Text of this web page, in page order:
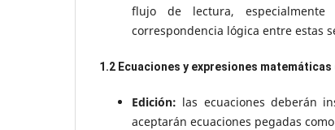
flujo de lectura,
correspondencia lógica entre estas
1.2 Ecuaciones y expresiones matemáticas
Edición: las ecuaciones deberán
aceptarán ecuaciones pegadas